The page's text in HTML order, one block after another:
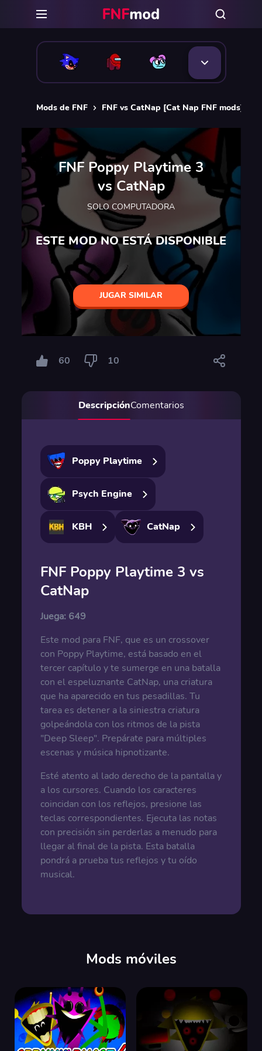
Mods de FNF FNF vs CatNap [Cat Nap FNF mods]
FNF Poppy Playtime 3
vs CatNap
SOLO COMPUTADORA
ESTE MOD NO ESTÁ DISPONIBLE
JUGAR SIMILAR
60 10
DescripciónComentarios
Poppy Playtime
Psych Engine
KBH CatNap
FNF Poppy Playtime 3 vs
CatNap
Juega: 649
Este mod para FNF, que es un crossover
con Poppy Playtime, está basado en el
tercer capítulo y te sumerge en una batalla
con el espeluznante CatNap, una criatura
que ha aparecido en tus pesadillas. Tu
tarea es detener a la siniestra criatura
golpeándola con los ritmos de la pista
"Deep Sleep". Prepárate para múltiples
escenas y música hipnotizante.
Esté atento al lado derecho de la pantalla y
a los cursores. Cuando los caracteres
coincidan con los reflejos, presione las
teclas correspondientes. Ejecuta las notas
con precisión sin perderlas a menudo para
llegar al final de la pista. Esta batalla
pondrá a prueba tus reflejos y tu oído
musical.
Mods móviles